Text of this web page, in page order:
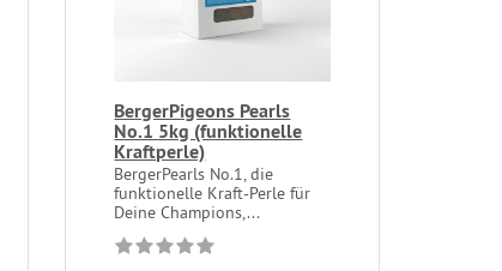
BergerPigeons Pearls
No.1 5kg (funktionelle
Kraftperle)
BergerPearls No.1, die
funktionelle Kraft-Perle für
Deine Champions,...